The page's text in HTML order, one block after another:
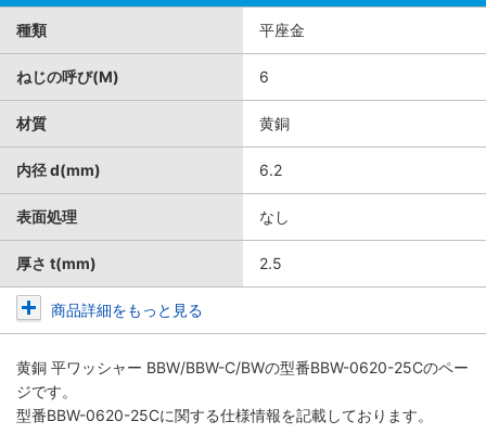
種類 平座金
ねじの呼び(M) 6
材質 黄銅
内径 d(mm) 6.2
表面処理 なし
厚さ t(mm) 2.5
商品詳細をもっと見る
黄銅 平ワッシャー BBW/BBW-C/BWの型番BBW-0620-25Cのペー
ジです。
型番BBW-0620-25Cに関する仕様情報を記載しております。